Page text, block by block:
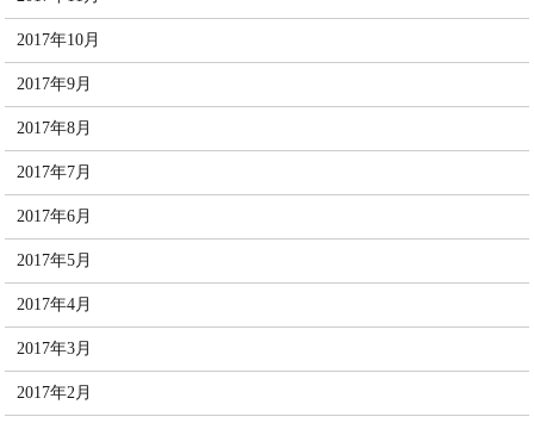
2017年10月
2017年9月
2017年8月
2017年7月
2017年6月
2017年5月
2017年4月
2017年3月
2017年2月